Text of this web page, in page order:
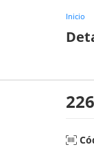
Inicio